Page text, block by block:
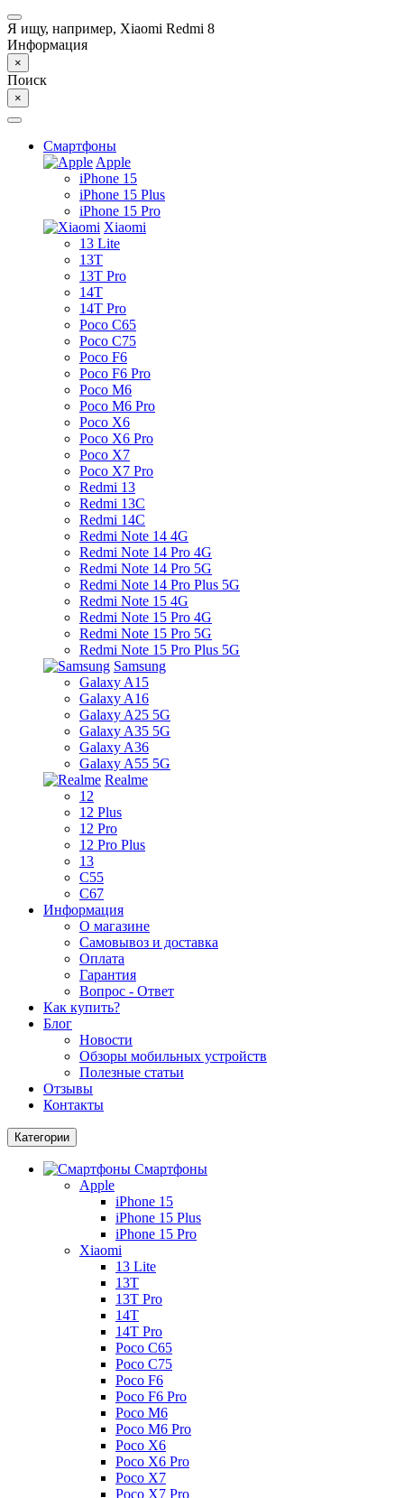
Я ищу, например, Xiaomi Redmi 8
Информация
×
Поиск
×
Смартфоны
Apple
iPhone 15
iPhone 15 Plus
iPhone 15 Pro
Xiaomi
13 Lite
13T
13T Pro
14T
14T Pro
Poco C65
Poco C75
Poco F6
Poco F6 Pro
Poco M6
Poco M6 Pro
Poco X6
Poco X6 Pro
Poco X7
Poco X7 Pro
Redmi 13
Redmi 13C
Redmi 14C
Redmi Note 14 4G
Redmi Note 14 Pro 4G
Redmi Note 14 Pro 5G
Redmi Note 14 Pro Plus 5G
Redmi Note 15 4G
Redmi Note 15 Pro 4G
Redmi Note 15 Pro 5G
Redmi Note 15 Pro Plus 5G
Samsung
Galaxy A15
Galaxy A16
Galaxy A25 5G
Galaxy A35 5G
Galaxy A36
Galaxy A55 5G
Realme
12
12 Plus
12 Pro
12 Pro Plus
13
C55
C67
Информация
О магазине
Самовывоз и доставка
Оплата
Гарантия
Вопрос - Ответ
Как купить?
Блог
Новости
Обзоры мобильных устройств
Полезные статьи
Отзывы
Контакты
Категории
Смартфоны
Apple
iPhone 15
iPhone 15 Plus
iPhone 15 Pro
Xiaomi
13 Lite
13T
13T Pro
14T
14T Pro
Poco C65
Poco C75
Poco F6
Poco F6 Pro
Poco M6
Poco M6 Pro
Poco X6
Poco X6 Pro
Poco X7
Poco X7 Pro